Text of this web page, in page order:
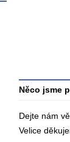
Něco jsme
Dejte nám
Velice